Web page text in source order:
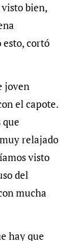
bien,
cortó
joven
el capote.
relajado
visto
del
mucha
hay que